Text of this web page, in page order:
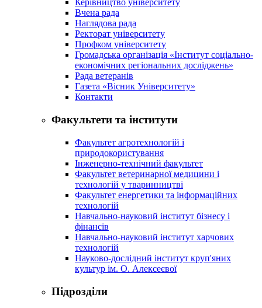
Керівництво університету
Вчена рада
Наглядова рада
Ректорат університету
Профком університету
Громадська організація «Інститут соціально-
економічних регіональних досліджень»
Рада ветеранів
Газета «Вісник Університету»
Контакти
Факультети та інститути
Факультет агротехнологій і
природокористування
Інженерно-технічний факультет
Факультет ветеринарної медицини і
технологій у тваринництві
Факультет енергетики та інформаційних
технологій
Навчально-науковий інститут бізнесу і
фінансів
Навчально-науковий інститут харчових
технологій
Науково-дослідний інститут круп'яних
культур ім. О. Алексеєвої
Підрозділи